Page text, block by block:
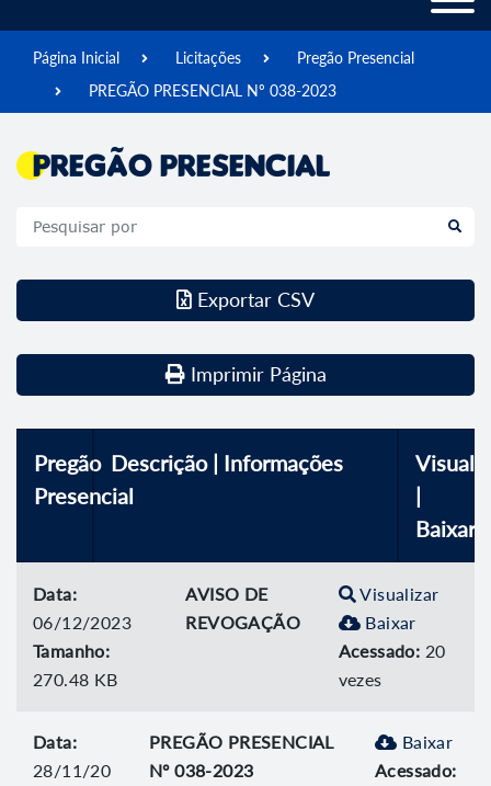
Página Inicial Licitações
Pregão Presencial
PREGÃO PRESENCIAL Nº 038-2023
Pregão Presencial
Exportar CSV
Imprimir Página
Pregão
Presencial
Descrição | Informações
|
Baixar
Data:
06/12/2023
Tamanho:
270.48 KB
AVISO DE
REVOGAÇÃO
Visualizar
Baixar
Acessado: 20
vezes
Data:
28/11/20
PREGÃO PRESENCIAL
Nº 038-2023
Baixar
Acessado: